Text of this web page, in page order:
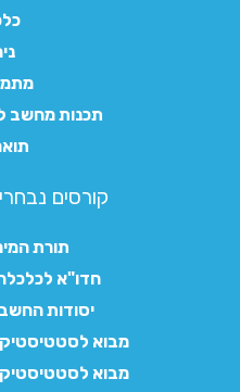
תכנות מחשב
קורסים
תורת המימון
חדו"א לכלכלה
יסודות
מבוא
מבוא